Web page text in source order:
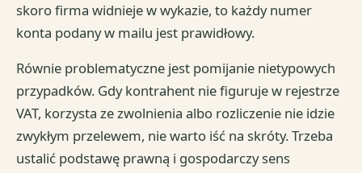
skoro firma widnieje w wykazie, to każdy numer
konta podany w mailu jest prawidłowy.
Równie problematyczne jest pomijanie nietypowych
przypadków. Gdy kontrahent nie figuruje w rejestrze
VAT, korzysta ze zwolnienia albo rozliczenie nie idzie
zwykłym przelewem, nie warto iść na skróty. Trzeba
ustalić podstawę prawną i gospodarczy sens